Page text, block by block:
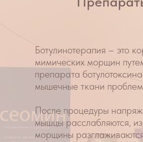
В косметологии КЛИНИКА
Ксеомин (Xeomin, Германия)
Диспорт (Dysport, Франция)
Миотокс, Релатокс (Россия).
Все препараты, используемые для
ботулинотерапии в нашей клинике, –
Они прошли необходимые
клинические испытания, безопасны,
нетоксичны, не вызывают
аллергических реакций.